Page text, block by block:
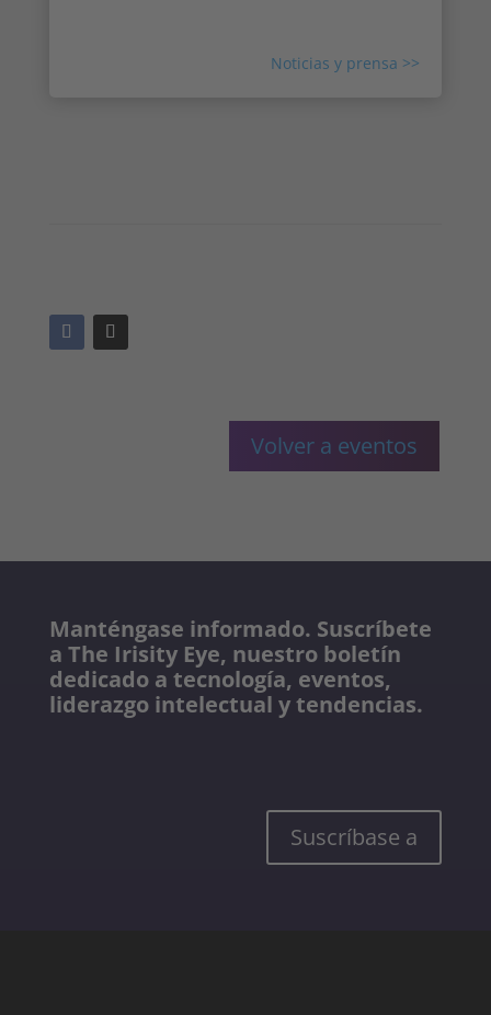
Noticias y prensa >>
Volver a eventos
Manténgase informado. Suscríbete
a The Irisity Eye, nuestro boletín
dedicado a tecnología, eventos,
liderazgo intelectual y tendencias.
Suscríbase a